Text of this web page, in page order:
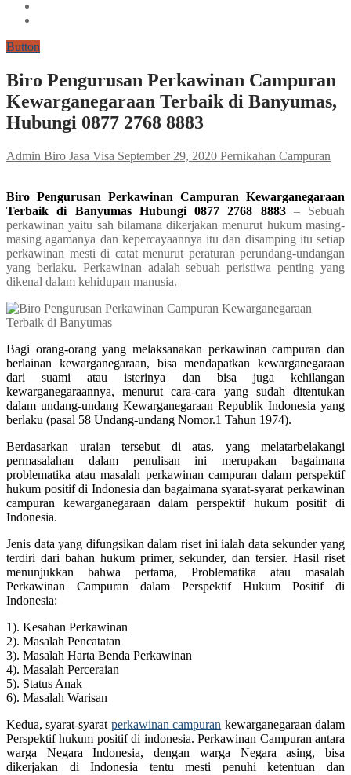
Button
Biro Pengurusan Perkawinan Campuran
Kewarganegaraan Terbaik di Banyumas,
Hubungi 0877 2768 8883
Admin Biro Jasa Visa September 29, 2020 Pernikahan Campuran
Biro Pengurusan Perkawinan Campuran Kewarganegaraan
Terbaik di Banyumas Hubungi 0877 2768 8883
– Sebuah
perkawinan yaitu sah bilamana dikerjakan menurut hukum masing-
masing agamanya dan kepercayaannya itu dan disamping itu setiap
perkawinan mesti di catat menurut peraturan perundang-undangan
yang berlaku. Perkawinan adalah sebuah peristiwa penting yang
dikenal dalam kehidupan manusia.
Bagi orang-orang yang melaksanakan perkawinan campuran dan
berlainan kewarganegaraan, bisa mendapatkan kewarganegaraan
dari suami atau isterinya dan bisa juga kehilangan
kewarganegaraannya, menurut cara-cara yang sudah ditentukan
dalam undang-undang Kewarganegaraan Republik Indonesia yang
berlaku (pasal 58 Undang-undang Nomor.1 Tahun 1974).
Berdasarkan uraian tersebut di atas, yang melatarbelakangi
permasalahan dalam penulisan ini merupakan bagaimana
problematika atau masalah perkawinan campuran dalam perspektif
hukum positif di Indonesia dan bagaimana syarat-syarat perkawinan
campuran kewarganegaraan dalam perspektif hukum positif di
Indonesia.
Jenis data yang difungsikan dalam riset ini ialah data sekunder yang
terdiri dari bahan hukum primer, sekunder, dan tersier. Hasil riset
menunjukkan bahwa pertama, Problematika atau masalah
Perkawinan Campuran dalam Perspektif Hukum Positif di
Indonesia:
1). Kesahan Perkawinan
2). Masalah Pencatatan
3). Masalah Harta Benda Perkawinan
4). Masalah Perceraian
5). Status Anak
6). Masalah Warisan
Kedua, syarat-syarat perkawinan campuran kewarganegaraan dalam
Perspektif hukum positif di indonesia. Perkawinan Campuran antara
warga Negara Indonesia, dengan warga Negara asing, bisa
dikerjakan di Indonesia tentu mesti penuhi ketentuan dan